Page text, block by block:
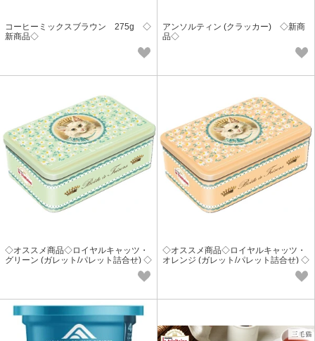
コーヒーミックスブラウン 275g ◇
新商品◇
アンソルティン (クラッカー) ◇新商
品◇
◇オススメ商品◇ロイヤルキャッツ・
グリーン (ガレット/パレット詰合せ) ◇
◇オススメ商品◇ロイヤルキャッツ・
オレンジ (ガレット/パレット詰合せ) ◇